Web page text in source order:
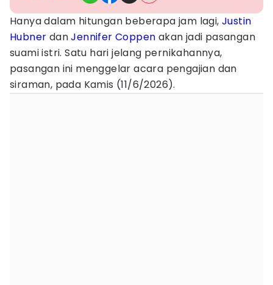
Hanya dalam hitungan beberapa jam lagi, Justin
Hubner danJennifer Coppen akan jadi pasangan
suami istri. Satu hari jelang pernikahannya,
pasangan ini menggelar acara pengajian dan
siraman, pada Kamis (11/6/2026).